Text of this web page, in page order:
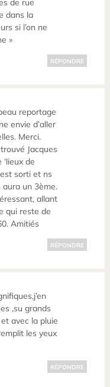
de rue
dans la
si l’on ne
»
RÉPONDRE
reportage
envie d’aller
Merci.
Jacques
de
sorti et ns
un 3ème.
allant
qui reste de
Amitiés
RÉPONDRE
,su grands
avec la pluie
les yeux
RÉPONDRE